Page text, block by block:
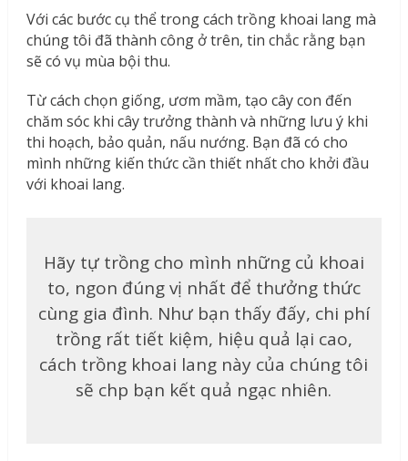
Với các bước cụ thể trong cách trồng khoai lang mà
chúng tôi đã thành công ở trên, tin chắc rằng bạn
sẽ có vụ mùa bội thu.
Từ cách chọn giống, ươm mầm, tạo cây con đến
chăm sóc khi cây trưởng thành và những lưu ý khi
thi hoạch, bảo quản, nấu nướng. Bạn đã có cho
mình những kiến thức cần thiết nhất cho khởi đầu
với khoai lang.
Hãy tự trồng cho mình những củ khoai
to, ngon đúng vị nhất để thưởng thức
cùng gia đình. Như bạn thấy đấy, chi phí
trồng rất tiết kiệm, hiệu quả lại cao,
cách trồng khoai lang này của chúng tôi
sẽ chp bạn kết quả ngạc nhiên.